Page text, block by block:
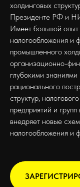
холдинговых
Президенте РФ и
Имеет большой
налогообложения и
промышленного
организационно-
глубокими
рационального
структур,
предприятий и
внедряет новые
налогообложения и